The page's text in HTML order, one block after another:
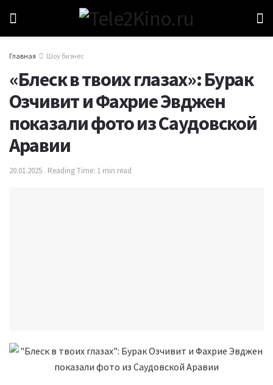
Главная Шоу бизнес
«Блеск в твоих глазах»: Бурак
Озчивит и Фахрие Эвджен
показали фото из Саудовской
Аравии
20.01.2025 Reading Time: 1 min read